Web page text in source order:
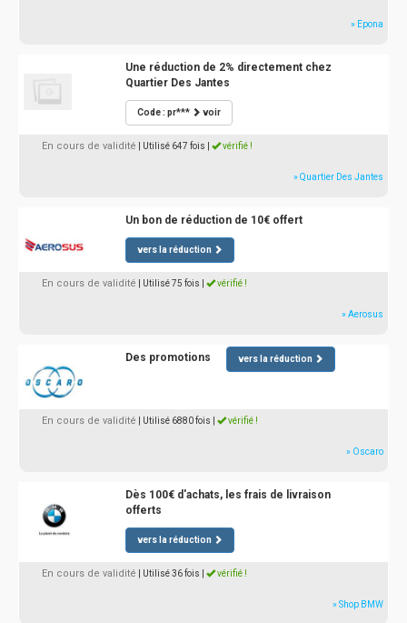
» Epona
Une réduction de 2% directement chez
Quartier Des Jantes
Code : pr*** voir
En cours de validité | Utilisé 647 fois vérifié !
» Quartier Des Jantes
Un bon de réduction de 10€ offert
vers la réduction
En cours de validité | Utilisé 75 fois vérifié !
» Aerosus
Des promotions vers la réduction
En cours de validité | Utilisé 6880 fois vérifié !
» Oscaro
Dès 100€ d'achats, les frais de livraison
offerts
vers la réduction
En cours de validité | Utilisé 36 fois vérifié !
» Shop BMW